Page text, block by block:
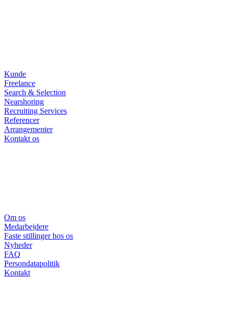
Kunde
Freelance
Search & Selection
Nearshoring
Recruiting Services
Referencer
Arrangementer
Kontakt os
Om os
Medarbejdere
Faste stillinger hos os
Nyheder
FAQ
Persondatapolitik
Kontakt